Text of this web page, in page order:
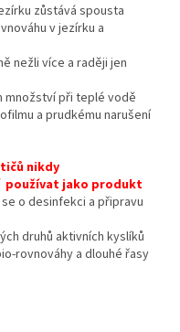
zůstává spousta
v jezírku a
nežli více a raději jen
množství při teplé vodě
a prudkému narušení
nikdy
používat jako produkt
o desinfekci a připravu
druhů aktivních kyslíků
rovnováhy a dlouhé řasy